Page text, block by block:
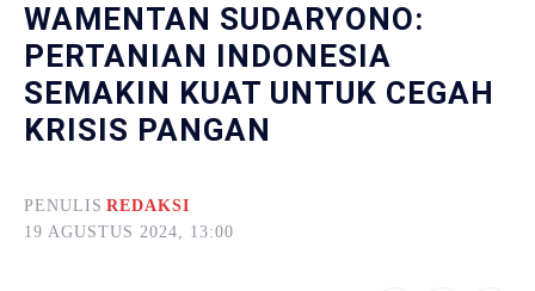
WAMENTAN SUDARYONO:
PERTANIAN INDONESIA
SEMAKIN KUAT UNTUK CEGAH
KRISIS PANGAN
PENULIS REDAKSI
19 AGUSTUS 2024, 13:00